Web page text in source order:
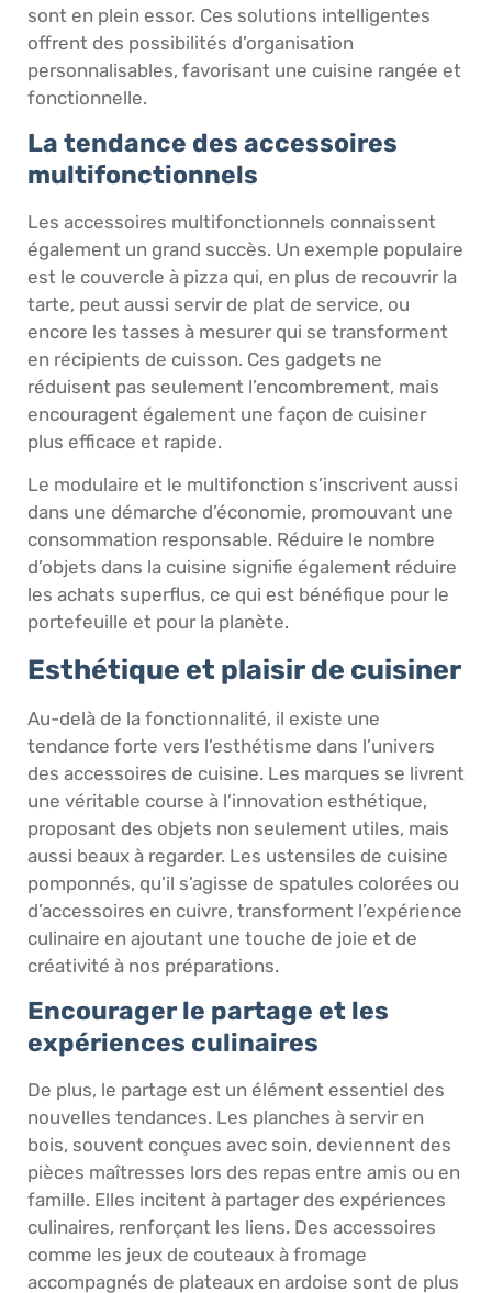
sont en plein essor. Ces solutions intelligentes
offrent des possibilités d’organisation
personnalisables, favorisant une cuisine rangée et
fonctionnelle.
La tendance des accessoires
multifonctionnels
Les accessoires multifonctionnels connaissent
également un grand succès. Un exemple populaire
est le couvercle à pizza qui, en plus de recouvrir la
tarte, peut aussi servir de plat de service, ou
encore les tasses à mesurer qui se transforment
en récipients de cuisson. Ces gadgets ne
réduisent pas seulement l’encombrement, mais
encouragent également une façon de cuisiner
plus efficace et rapide.
Le modulaire et le multifonction s’inscrivent aussi
dans une démarche d’économie, promouvant une
consommation responsable. Réduire le nombre
d’objets dans la cuisine signifie également réduire
les achats superflus, ce qui est bénéfique pour le
portefeuille et pour la planète.
Esthétique et plaisir de cuisiner
Au-delà de la fonctionnalité, il existe une
tendance forte vers l’esthétisme dans l’univers
des accessoires de cuisine. Les marques se livrent
une véritable course à l’innovation esthétique,
proposant des objets non seulement utiles, mais
aussi beaux à regarder. Les ustensiles de cuisine
pomponnés, qu’il s’agisse de spatules colorées ou
d’accessoires en cuivre, transforment l’expérience
culinaire en ajoutant une touche de joie et de
créativité à nos préparations.
Encourager le partage et les
expériences culinaires
De plus, le partage est un élément essentiel des
nouvelles tendances. Les planches à servir en
bois, souvent conçues avec soin, deviennent des
pièces maîtresses lors des repas entre amis ou en
famille. Elles incitent à partager des expériences
culinaires, renforçant les liens. Des accessoires
comme les jeux de couteaux à fromage
accompagnés de plateaux en ardoise sont de plus